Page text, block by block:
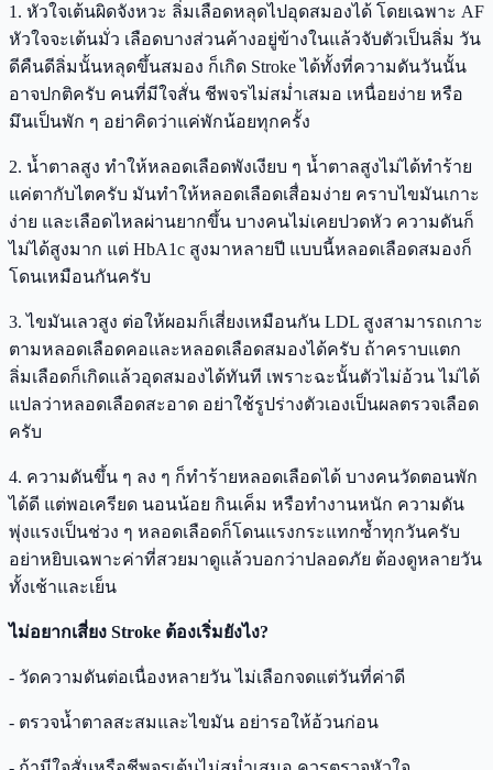
1️. หัวใจเต้นผิดจังหวะ ลิ่มเลือดหลุดไปอุดสมองได้ โดยเฉพาะ AF
หัวใจจะเต้นมั่ว เลือดบางส่วนค้างอยู่ข้างในแล้วจับตัวเป็นลิ่ม วัน
ดีคืนดีลิ่มนั้นหลุดขึ้นสมอง ก็เกิด Stroke ได้ทั้งที่ความดันวันนั้น
อาจปกติครับ คนที่มีใจสั่น ชีพจรไม่สม่ำเสมอ เหนื่อยง่าย หรือ
มึนเป็นพัก ๆ อย่าคิดว่าแค่พักน้อยทุกครั้ง
2️. น้ำตาลสูง ทำให้หลอดเลือดพังเงียบ ๆ น้ำตาลสูงไม่ได้ทำร้าย
แค่ตากับไตครับ มันทำให้หลอดเลือดเสื่อมง่าย คราบไขมันเกาะ
ง่าย และเลือดไหลผ่านยากขึ้น บางคนไม่เคยปวดหัว ความดันก็
ไม่ได้สูงมาก แต่ HbA1c สูงมาหลายปี แบบนี้หลอดเลือดสมองก็
โดนเหมือนกันครับ
3️. ไขมันเลวสูง ต่อให้ผอมก็เสี่ยงเหมือนกัน LDL สูงสามารถเกาะ
ตามหลอดเลือดคอและหลอดเลือดสมองได้ครับ ถ้าคราบแตก
ลิ่มเลือดก็เกิดแล้วอุดสมองได้ทันที เพราะฉะนั้นตัวไม่อ้วน ไม่ได้
แปลว่าหลอดเลือดสะอาด อย่าใช้รูปร่างตัวเองเป็นผลตรวจเลือด
ครับ
4️. ความดันขึ้น ๆ ลง ๆ ก็ทำร้ายหลอดเลือดได้ บางคนวัดตอนพัก
ได้ดี แต่พอเครียด นอนน้อย กินเค็ม หรือทำงานหนัก ความดัน
พุ่งแรงเป็นช่วง ๆ หลอดเลือดก็โดนแรงกระแทกซ้ำทุกวันครับ
อย่าหยิบเฉพาะค่าที่สวยมาดูแล้วบอกว่าปลอดภัย ต้องดูหลายวัน
ทั้งเช้าและเย็น
ไม่อยากเสี่ยง Stroke ต้องเริ่มยังไง?
- วัดความดันต่อเนื่องหลายวัน ไม่เลือกจดแต่วันที่ค่าดี
- ตรวจน้ำตาลสะสมและไขมัน อย่ารอให้อ้วนก่อน